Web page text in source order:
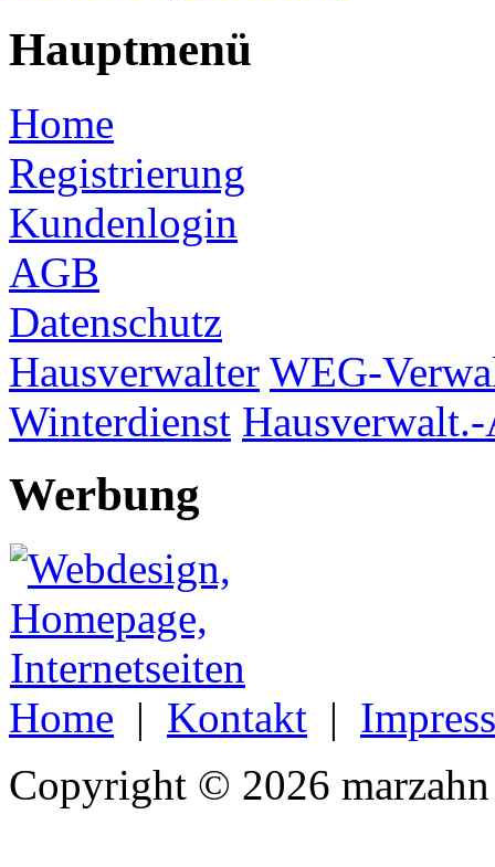
Hauptmenü
Home
Registrierung
Kundenlogin
AGB
Datenschutz
Hausverwalter WEG-
Winterdienst
Werbung
Home | Kontakt |
Copyright © 2026